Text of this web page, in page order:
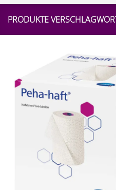
PRODUKTE